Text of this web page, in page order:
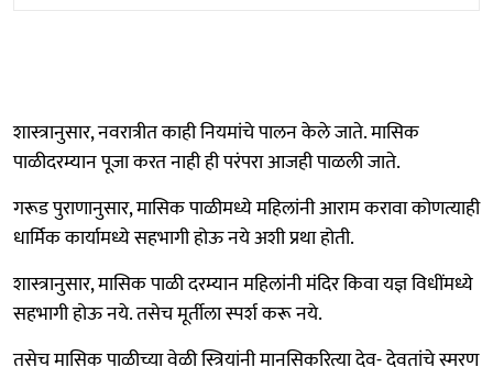
शास्त्रानुसार, नवरात्रीत काही नियमांचे पालन केले जाते. मासिक
पाळीदरम्यान पूजा करत नाही ही परंपरा आजही पाळली जाते.
गरूड पुराणानुसार, मासिक पाळीमध्ये महिलांनी आराम करावा कोणत्याही
धार्मिक कार्यामध्ये सहभागी होऊ नये अशी प्रथा होती.
शास्त्रानुसार, मासिक पाळी दरम्यान महिलांनी मंदिर किवा यज्ञ विधींमध्ये
सहभागी होऊ नये. तसेच मूर्तीला स्पर्श करू नये.